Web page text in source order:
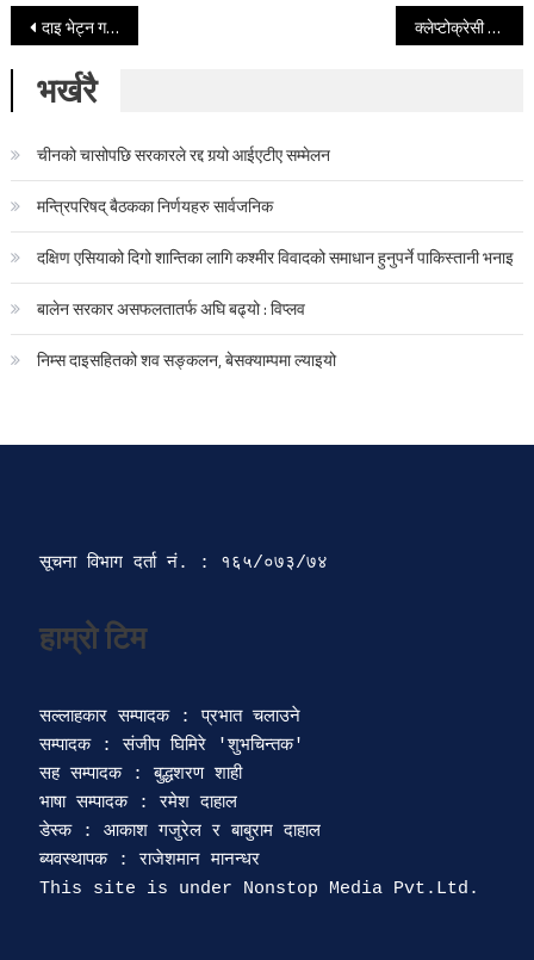
Post navigation
दाइ भेट्न गएकी युवती सामूहिक बलात्कृत, प्रहरीलाई दिइन दर्दनाक बयान क्लेप्टोक्रेसी र फाटेको जालले छेकेको समाजवाद
भर्खरै
चीनको चासोपछि सरकारले रद्द गर्‍यो आईएटीए सम्मेलन
मन्त्रिपरिषद् बैठकका निर्णयहरु सार्वजनिक
दक्षिण एसियाको दिगो शान्तिका लागि कश्मीर विवादको समाधान हुनुपर्ने पाकिस्तानी भनाइ
बालेन सरकार असफलतातर्फ अघि बढ्यो : विप्लव
निम्स दाइसहितको शव सङ्कलन, बेसक्याम्पमा ल्याइयो
सूचना विभाग दर्ता‍ नं. : १६५/०७३/७४
हाम्रो टिम
सल्लाहकार सम्पादक : प्रभात चलाउने
सम्पादक : संजीप घिमिरे 'शुभचिन्तक'
सह सम्पादक : बुद्धशरण शाही
भाषा सम्पादक : रमेश दाहाल
डेस्क : आकाश गजुरेल र बाबुराम दाहाल
ब्यवस्थापक : राजेशमान मानन्धर